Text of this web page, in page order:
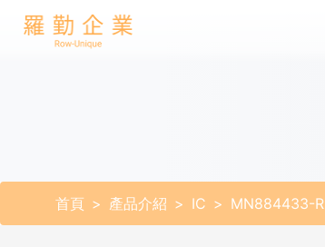
首頁 產品介紹 IC MN884433-R